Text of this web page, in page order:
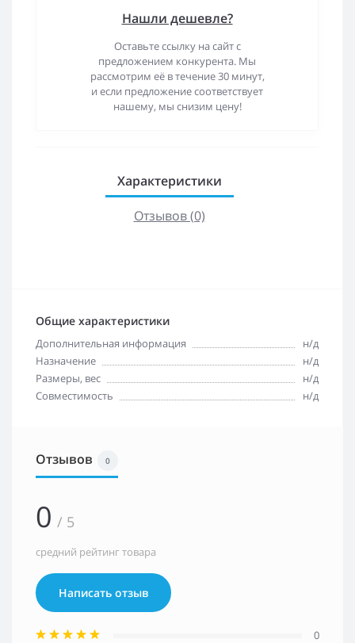
Нашли дешевле?
Оставьте ссылку на сайт с
предложением конкурента. Мы
рассмотрим её в течение 30 минут,
и если предложение соответствует
нашему, мы снизим цену!
Характеристики
Отзывов (0)
Общие характеристики
Дополнительная информация
н/д
Назначение
н/д
Размеры, вес
н/д
Совместимость
н/д
Отзывов 0
0 / 5
средний рейтинг товара
Написать отзыв
0